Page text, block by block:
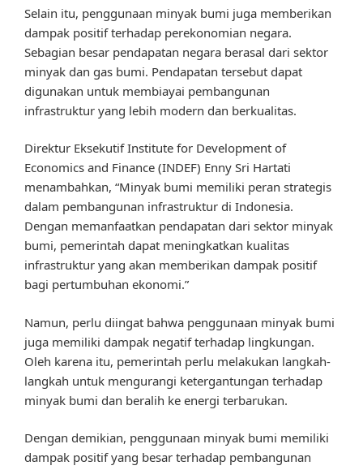
Selain itu, penggunaan minyak bumi juga memberikan
dampak positif terhadap perekonomian negara.
Sebagian besar pendapatan negara berasal dari sektor
minyak dan gas bumi. Pendapatan tersebut dapat
digunakan untuk membiayai pembangunan
infrastruktur yang lebih modern dan berkualitas.
Direktur Eksekutif Institute for Development of
Economics and Finance (INDEF) Enny Sri Hartati
menambahkan, “Minyak bumi memiliki peran strategis
dalam pembangunan infrastruktur di Indonesia.
Dengan memanfaatkan pendapatan dari sektor minyak
bumi, pemerintah dapat meningkatkan kualitas
infrastruktur yang akan memberikan dampak positif
bagi pertumbuhan ekonomi.”
Namun, perlu diingat bahwa penggunaan minyak bumi
juga memiliki dampak negatif terhadap lingkungan.
Oleh karena itu, pemerintah perlu melakukan langkah-
langkah untuk mengurangi ketergantungan terhadap
minyak bumi dan beralih ke energi terbarukan.
Dengan demikian, penggunaan minyak bumi memiliki
dampak positif yang besar terhadap pembangunan